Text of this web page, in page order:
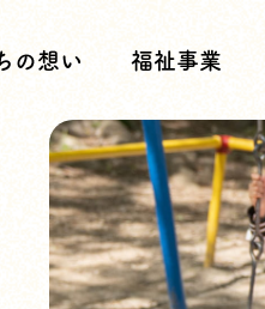
の想い 福祉事業